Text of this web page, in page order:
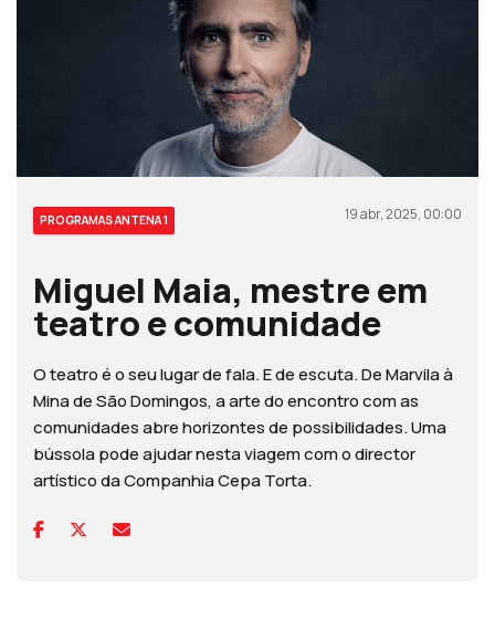
PROGRAMAS ANTENA 1 19 abr, 2025, 00:00
Miguel Maia, mestre em
teatro e comunidade
O teatro é o seu lugar de fala. E de escuta. De Marvila à
Mina de São Domingos, a arte do encontro com as
comunidades abre horizontes de possibilidades. Uma
bússola pode ajudar nesta viagem com o director
artístico da Companhia Cepa Torta.